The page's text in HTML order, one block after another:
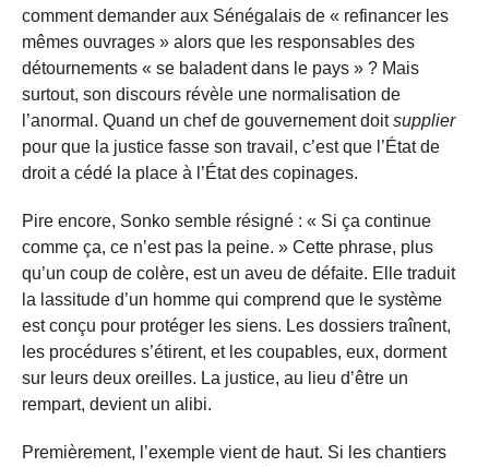
comment demander aux Sénégalais de « refinancer les
mêmes ouvrages » alors que les responsables des
détournements « se baladent dans le pays » ? Mais
surtout, son discours révèle une normalisation de
l’anormal. Quand un chef de gouvernement doitsupplier
pour que la justice fasse son travail, c’est que l’État de
droit a cédé la place à l’État des copinages.
Pire encore, Sonko semble résigné : « Si ça continue
comme ça, ce n’est pas la peine. » Cette phrase, plus
qu’un coup de colère, est un aveu de défaite. Elle traduit
la lassitude d’un homme qui comprend que le système
est conçu pour protéger les siens. Les dossiers traînent,
les procédures s’étirent, et les coupables, eux, dorment
sur leurs deux oreilles. La justice, au lieu d’être un
rempart, devient un alibi.
Premièrement, l’exemple vient de haut. Si les chantiers